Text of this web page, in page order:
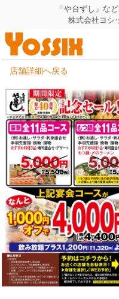
「や台ずし」な
株式会社ヨシ
HOME
企業情報
企業情報トップ
代表者あいさつ
グループ会社
会社概要
沿革
経営陣
事業一覧
飲食事業紹介
飲食事業紹介トッ
や台ずし
ニパチ
これや
IR（株主・投資家）
IR情報トップ
会長メッセージ
採用情報
採用情報トップ
店舗物件・店舗施工
店舗詳細へ戻る